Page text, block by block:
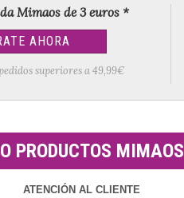
Mimaos de 3 euros *
AHORA
superiores a 49,99€
PRODUCTOS MIMAOS
ATENCIÓN AL CLIENTE